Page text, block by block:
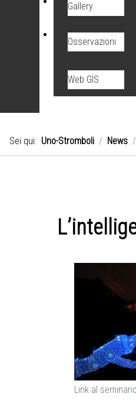
Gallery
Osservazioni
Web GIS
Sei qui: Uno-Stromboli News
Link al